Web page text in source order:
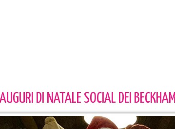
DI NATALE SOCIAL DEI BECKHAM